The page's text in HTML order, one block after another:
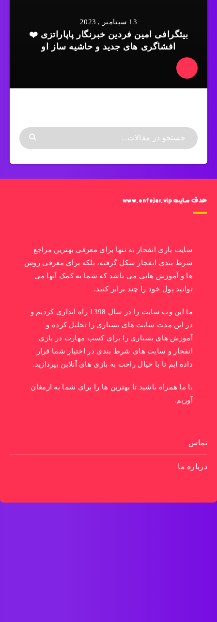
13 سپتامبر , 2023
بیئگرافی امین فردین خبرنگار پاپاراتزی ❤️
افشاگری های جدید و حاشیه ساز او
هدف سایت www.enfejar.vip
سایت بازی انفجار نه تنها برای معرفی بهترین مراجع
شرط بندی انفجار شکل گرفته، بلکه برای معرفی روش
ها و آموزش هایی می باشد که شما به کمک آنها می
توانید پول خود را چند برابر کنید.
ما این وب سایت را در سال 1398 راه اندازی کردیم و
در این مدت سایت های بسیاری را تحلیل کرده و
آموزش های بسیاری را برای کسب مهارت در بازی
انفجار و سایت های شرط بندی در اختیار شما قرار
داده ایم تا با خیال راحت به بازی های آنلاین بپردازید.
با ما همراه باشید تا بهترین ها را برای شما به ارمغان
آوریم.
تماس
درباره ما